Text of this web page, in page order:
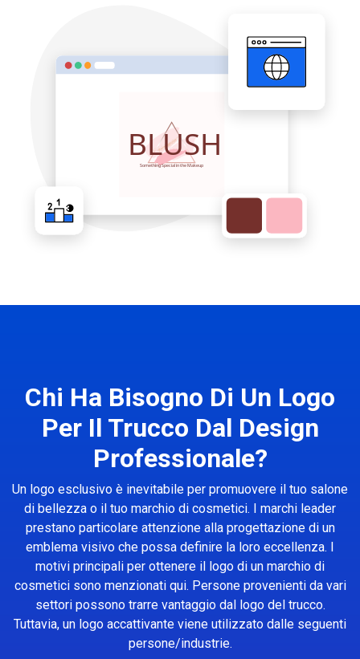
Chi Ha Bisogno Di Un Logo
Per Il Trucco Dal Design
Professionale?
Un logo esclusivo è inevitabile per promuovere il tuo salone
di bellezza o il tuo marchio di cosmetici. I marchi leader
prestano particolare attenzione alla progettazione di un
emblema visivo che possa definire la loro eccellenza. I
motivi principali per ottenere il logo di un marchio di
cosmetici sono menzionati qui. Persone provenienti da vari
settori possono trarre vantaggio dal logo del trucco.
Tuttavia, un logo accattivante viene utilizzato dalle seguenti
persone/industrie.